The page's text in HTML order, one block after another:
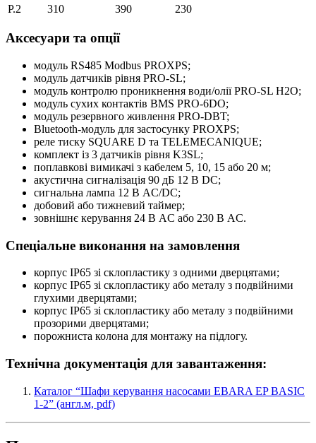
P.2
310 390 230
Аксесуари та опції
модуль RS485 Modbus PROXPS;
модуль датчиків рівня PRO-SL;
модуль контролю проникнення води/олії PRO-SL H2O;
модуль сухих контактів BMS PRO-6DO;
модуль резервного живлення PRO-DBT;
Bluetooth-модуль для застосунку PROXPS;
реле тиску SQUARE D та TELEMECANIQUE;
комплект із 3 датчиків рівня K3SL;
поплавкові вимикачі з кабелем 5, 10, 15 або 20 м;
акустична сигналізація 90 дБ 12 В DC;
сигнальна лампа 12 В AC/DC;
добовий або тижневий таймер;
зовнішнє керування 24 В AC або 230 В AC.
Спеціальне виконання на замовлення
корпус IP65 зі склопластику з одними дверцятами;
корпус IP65 зі склопластику або металу з подвійними
глухими дверцятами;
корпус IP65 зі склопластику або металу з подвійними
прозорими дверцятами;
порожниста колона для монтажу на підлогу.
Технічна документація для завантаження:
Каталог “Шафи керування насосами EBARA EP BASIC
1-2” (англ.м, pdf)